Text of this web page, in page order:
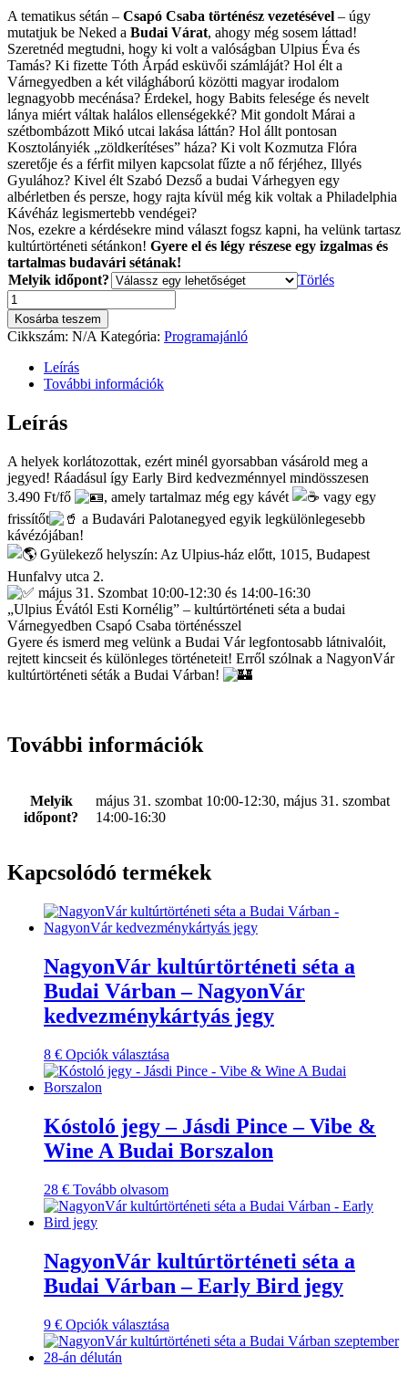
A tematikus sétán – Csapó Csaba történész vezetésével – úgy
mutatjuk be Neked a Budai Várat, ahogy még sosem láttad!
Szeretnéd megtudni, hogy ki volt a valóságban Ulpius Éva és
Tamás? Ki fizette Tóth Árpád esküvői számláját? Hol élt a
Várnegyedben a két világháború közötti magyar irodalom
legnagyobb mecénása? Érdekel, hogy Babits felesége és nevelt
lánya miért váltak halálos ellenségekké? Mit gondolt Márai a
szétbombázott Mikó utcai lakása láttán? Hol állt pontosan
Kosztolányiék „zöldkerítéses” háza? Ki volt Kozmutza Flóra
szeretője és a férfit milyen kapcsolat fűzte a nő férjéhez, Illyés
Gyulához? Kivel élt Szabó Dezső a budai Várhegyen egy
albérletben és persze, hogy rajta kívül még kik voltak a Philadelphia
Kávéház legismertebb vendégei?
Nos, ezekre a kérdésekre mind választ fogsz kapni, ha velünk tartasz
kultúrtörténeti sétánkon! Gyere el és légy részese egy izgalmas és
tartalmas budavári sétának!
Melyik időpont?
Törlés
NagyonVár
kultúrtörténeti
séta
a
Budai
Várban
Early
Bird
mennyiség
Kosárba teszem
Cikkszám: N/A Kategória: Programajánló
Leírás
További információk
Leírás
A helyek korlátozottak, ezért minél gyorsabban vásárold meg a
jegyed! Ráadásul így Early Bird kedvezménnyel mindösszesen
3.490 Ft/fő
, amely tartalmaz még egy kávét
vagy egy
frissítőt
a Budavári Palotanegyed egyik legkülönlegesebb
kávézójában!
Gyülekező helyszín: Az Ulpius-ház előtt, 1015, Budapest
Hunfalvy utca 2.
május 31. Szombat 10:00-12:30 és 14:00-16:30
„Ulpius Évától Esti Kornélig” – kultúrtörténeti séta a budai
Várnegyedben Csapó Csaba történésszel
Gyere és ismerd meg velünk a Budai Vár legfontosabb látnivalóit,
rejtett kincseit és különleges történeteit! Erről szólnak a NagyonVár
kultúrtörténeti séták a Budai Várban!
További információk
Melyik
időpont?
május 31. szombat 10:00-12:30, május 31. szombat
14:00-16:30
Kapcsolódó termékek
NagyonVár kultúrtörténeti séta a
Budai Várban – NagyonVár
kedvezménykártyás jegy
8 € Opciók választása
a
variációja
van.
A
termékoldalon
választhatók
Kóstoló jegy – Jásdi Pince – Vibe &
Wine A Budai Borszalon
28 € Tovább olvasom
NagyonVár kultúrtörténeti séta a
Budai Várban – Early Bird jegy
9 € Opciók választása
a